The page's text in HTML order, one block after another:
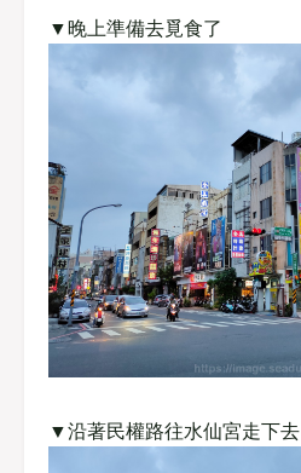
▼晚上準備去覓食了
▼沿著民權路往水仙宮走下去